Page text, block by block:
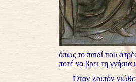
όπως το παιδί που
ποτέ να βρει τη
Όταν λοιπόν νιώθει